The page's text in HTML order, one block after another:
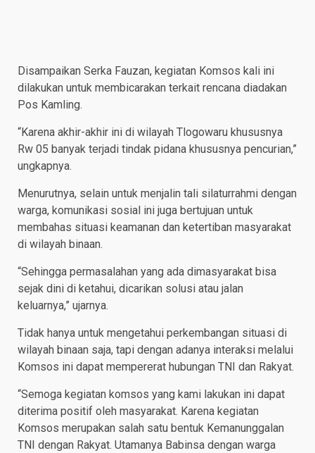
Disampaikan Serka Fauzan, kegiatan Komsos kali ini
dilakukan untuk membicarakan terkait rencana diadakan
Pos Kamling.
“Karena akhir-akhir ini di wilayah Tlogowaru khususnya
Rw 05 banyak terjadi tindak pidana khususnya pencurian,”
ungkapnya.
Menurutnya, selain untuk menjalin tali silaturrahmi dengan
warga, komunikasi sosial ini juga bertujuan untuk
membahas situasi keamanan dan ketertiban masyarakat
di wilayah binaan.
“Sehingga permasalahan yang ada dimasyarakat bisa
sejak dini di ketahui, dicarikan solusi atau jalan
keluarnya,” ujarnya.
Tidak hanya untuk mengetahui perkembangan situasi di
wilayah binaan saja, tapi dengan adanya interaksi melalui
Komsos ini dapat mempererat hubungan TNI dan Rakyat.
“Semoga kegiatan komsos yang kami lakukan ini dapat
diterima positif oleh masyarakat. Karena kegiatan
Komsos merupakan salah satu bentuk Kemanunggalan
TNI dengan Rakyat. Utamanya Babinsa dengan warga